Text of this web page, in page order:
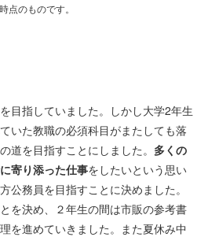
点のものです。
目指していました。しかし大学2年生
いた教職の必須科目がまたしても落
道を目指すことにしました。 多くの
寄り添った仕事をしたいという思い
公務員を目指すことに決めました。
を決め、２年生の間は市販の参考書
を進めていきました。また夏休み中